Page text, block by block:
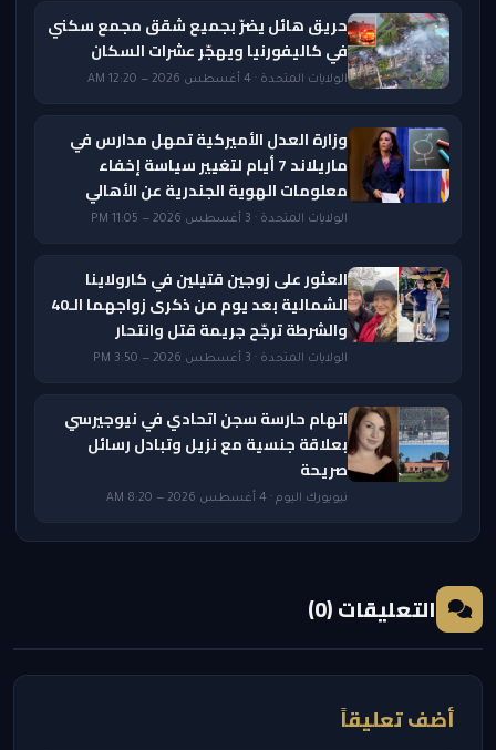
حريق هائل يضرّ بجميع شقق مجمع سكني
في كاليفورنيا ويهجّر عشرات السكان
الولايات المتحدة · 4 أغسطس 2026 — 12:20 AM
وزارة العدل الأميركية تمهل مدارس في
ماريلاند 7 أيام لتغيير سياسة إخفاء
معلومات الهوية الجندرية عن الأهالي
الولايات المتحدة · 3 أغسطس 2026 — 11:05 PM
العثور على زوجين قتيلين في كارولاينا
الشمالية بعد يوم من ذكرى زواجهما الـ40
والشرطة ترجّح جريمة قتل وانتحار
الولايات المتحدة · 3 أغسطس 2026 — 3:50 PM
اتهام حارسة سجن اتحادي في نيوجيرسي
بعلاقة جنسية مع نزيل وتبادل رسائل
صريحة
نيويورك اليوم · 4 أغسطس 2026 — 8:20 AM
التعليقات (0)
أضف تعليقاً